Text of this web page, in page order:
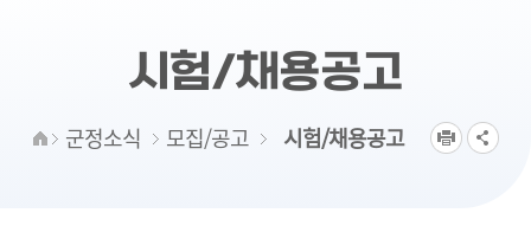
시험/채용공고
군정소식 모집/공고 시험/채용공고